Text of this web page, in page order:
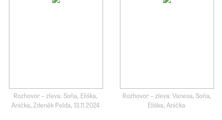
Rozhovor – zleva: Soňa, Eliška,
Anička, Zdeněk Pelda, 13.11.2024
Rozhovor – zleva: Vanesa, Soňa,
Eliška, Anička